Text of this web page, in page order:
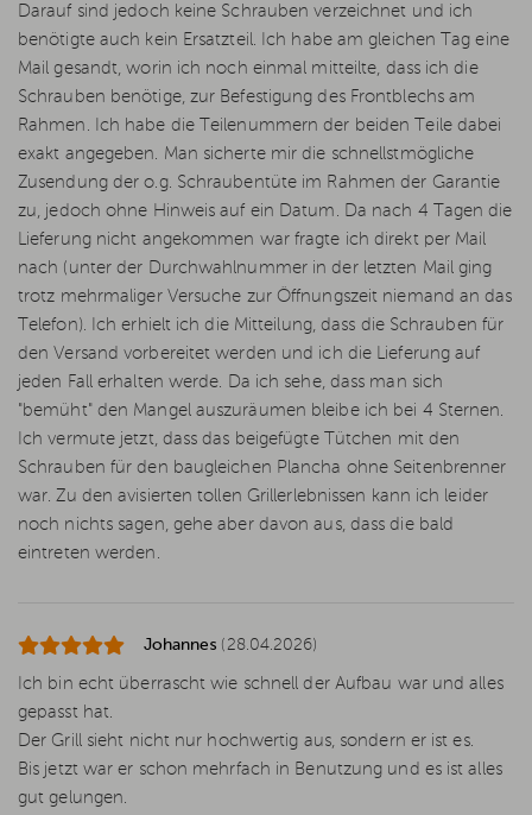
Darauf sind jedoch keine Schrauben verzeichnet und ich
benötigte auch kein Ersatzteil. Ich habe am gleichen Tag eine
Mail gesandt, worin ich noch einmal mitteilte, dass ich die
Schrauben benötige, zur Befestigung des Frontblechs am
Rahmen. Ich habe die Teilenummern der beiden Teile dabei
exakt angegeben. Man sicherte mir die schnellstmögliche
Zusendung der o.g. Schraubentüte im Rahmen der Garantie
zu, jedoch ohne Hinweis auf ein Datum. Da nach 4 Tagen die
Lieferung nicht angekommen war fragte ich direkt per Mail
nach (unter der Durchwahlnummer in der letzten Mail ging
trotz mehrmaliger Versuche zur Öffnungszeit niemand an das
Telefon). Ich erhielt ich die Mitteilung, dass die Schrauben für
den Versand vorbereitet werden und ich die Lieferung auf
jeden Fall erhalten werde. Da ich sehe, dass man sich
"bemüht" den Mangel auszuräumen bleibe ich bei 4 Sternen.
Ich vermute jetzt, dass das beigefügte Tütchen mit den
Schrauben für den baugleichen Plancha ohne Seitenbrenner
war. Zu den avisierten tollen Grillerlebnissen kann ich leider
noch nichts sagen, gehe aber davon aus, dass die bald
eintreten werden.
Johannes (28.04.2026)
Ich bin echt überrascht wie schnell der Aufbau war und alles
gepasst hat.
Der Grill sieht nicht nur hochwertig aus, sondern er ist es.
Bis jetzt war er schon mehrfach in Benutzung und es ist alles
gut gelungen.